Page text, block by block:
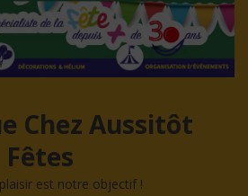
Chez Aussitôt
Fêtes
est notre objectif !